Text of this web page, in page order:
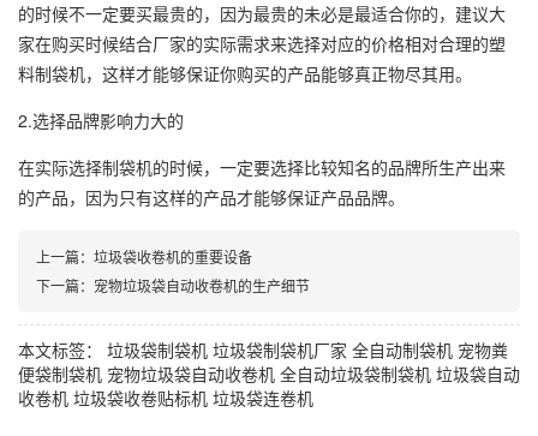
的时候不一定要买最贵的，因为最贵的未必是最适合你的，建议大
家在购买时候结合厂家的实际需求来选择对应的价格相对合理的塑
料制袋机，这样才能够保证你购买的产品能够真正物尽其用。
2.选择品牌影响力大的
在实际选择制袋机的时候，一定要选择比较知名的品牌所生产出来
的产品，因为只有这样的产品才能够保证产品品牌。
上一篇： 垃圾袋收卷机的重要设备
下一篇： 宠物垃圾袋自动收卷机的生产细节
本文标签： 垃圾袋制袋机 垃圾袋制袋机厂家 全自动制袋机 宠物粪
便袋制袋机 宠物垃圾袋自动收卷机 全自动垃圾袋制袋机 垃圾袋自动
收卷机 垃圾袋收卷贴标机 垃圾袋连卷机